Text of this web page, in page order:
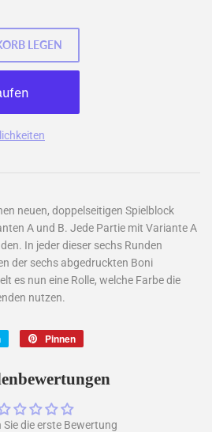
LEGEN
neuen, doppelseitigen Spielblock
A und B. Jede Partie mit Variante A
In jeder dieser sechs Runden
der sechs abgedruckten Boni
es nun eine Rolle, welche Farbe die
nutzen.
twittern
Pinnen
pinnen
Sie die erste Bewertung